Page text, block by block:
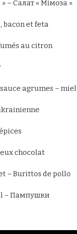
– Салат « Мімоза »
bacon et feta
au citron
agrumes – miel
chocolat
– Burittos de pollo
– Пампушки